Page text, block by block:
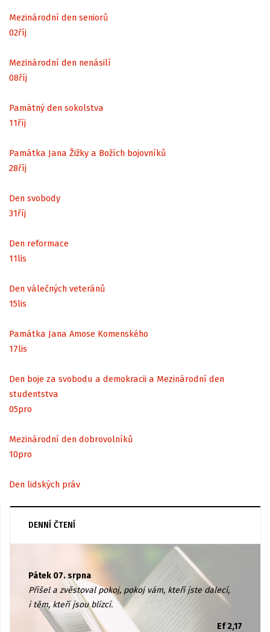
Mezinárodní den seniorů
02říj
Mezinárodní den nenásilí
08říj
Památný den sokolstva
11říj
Památka Jana Žižky a Božích bojovníků
28říj
Den svobody
31říj
Den reformace
11lis
Den válečných veteránů
15lis
Památka Jana Amose Komenského
17lis
Den boje za svobodu a demokracii a Mezinárodní den
studentstva
05pro
Mezinárodní den dobrovolníků
10pro
Den lidských práv
DENNÍ ČTENÍ
Pátek 07. srpna
Přišel a zvěstoval pokoj, pokoj vám, kteří jste dalecí,
i těm, kteří jsou blízcí.
Ef 2,17